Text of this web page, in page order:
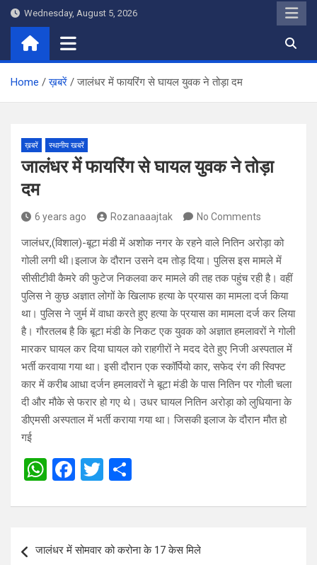
Skip
content
Wednesday, August 5, 2026
Home ख़बरें जालंधर में फायरिंग से घायल युवक ने तोड़ा दम
ख़बरें स्थानीय खबरें
जालंधर में फायरिंग से घायल युवक ने तोड़ा
दम
6 years ago Rozanaaajtak No Comments
जालंधर,(विशाल)-बूटा मंडी में अशोक नगर के रहने वाले नितिन अरोड़ा को
गोली लगी थी।इलाज के दौरान उसने दम तोड़ दिया। पुलिस इस मामले में
सीसीटीवी कैमरे की फुटेज निकलवा कर मामले की तह तक पहुंच रही है। वहीं
पुलिस ने कुछ अज्ञात लोगों के खिलाफ हत्या के प्रयास का मामला दर्ज किया
था। पुलिस ने जुर्म में वाधा करते हुए हत्या के प्रयास का मामला दर्ज कर लिया
है। गौरतलब है कि बूटा मंडी के निकट एक युवक को अज्ञात हमलावरों ने गोली
मारकर घायल कर दिया घायल को राहगीरों ने मदद देते हुए निजी अस्पताल में
भर्ती करवाया गया था। इसी दौरान एक स्कॉर्पियो कार, सफेद रंग की स्विफ्ट
कार में करीब आधा दर्जन हमलावरों ने बूटा मंडी के पास नितिन पर गोली चला
दी और मौके से फरार हो गए थे। उधर घायल नितिन अरोड़ा को लुधियाना के
डीएमसी अस्पताल में भर्ती कराया गया था। जिसकी इलाज के दौरान मौत हो
गई
W
at
s
F
ce
b
T
tt
er
ar
navigation
जालंधर में सोमवार को करोना के 17 केस मिले